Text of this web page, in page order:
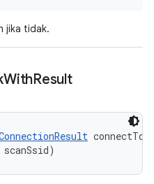
jika tidak.
WithResult